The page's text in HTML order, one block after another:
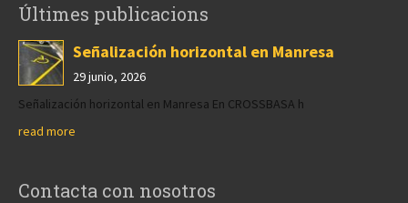
Últimes publicacions
Señalización horizontal en Manresa
29 junio, 2026
Señalización horizontal en Manresa En CROSSBASA h
read more
Contacta con nosotros